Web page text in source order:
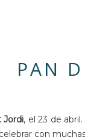
PAN
Jordi, el 23 de
con